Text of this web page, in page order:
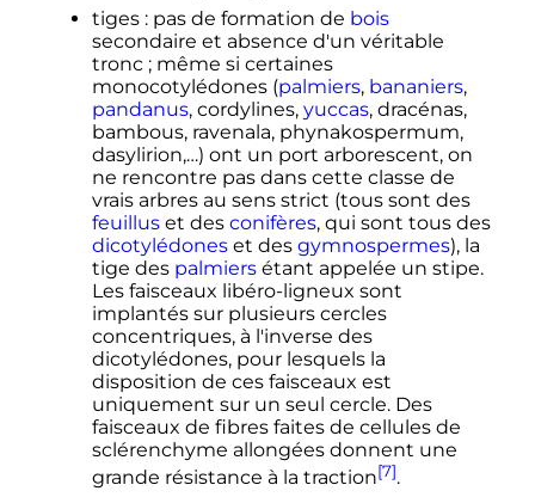
tiges : pas de formation de bois
secondaire et absence d'un véritable
tronc ; même si certaines
monocotylédones (palmiers, bananiers,
pandanus, cordylines, yuccas, dracénas,
bambous, ravenala, phynakospermum,
dasylirion,…) ont un port arborescent, on
ne rencontre pas dans cette classe de
vrais arbres au sens strict (tous sont des
feuilluset des conifères, qui sont tous des
dicotylédoneset des gymnospermes), la
tige des palmiersétant appelée un stipe.
Les faisceaux libéro-ligneux sont
implantés sur plusieurs cercles
concentriques, à l'inverse des
dicotylédones, pour lesquels la
disposition de ces faisceaux est
uniquement sur un seul cercle. Des
faisceaux de fibres faites de cellules de
sclérenchyme allongées donnent une
grande résistance à la traction[7].